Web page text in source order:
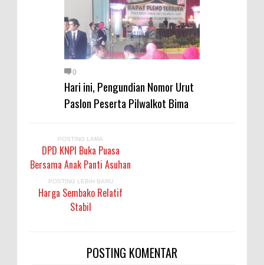
0
Hari ini, Pengundian Nomor Urut
Paslon Peserta Pilwalkot Bima
POSTING LAMA
DPD KNPI Buka Puasa
Bersama Anak Panti Asuhan
POSTING LEBIH BARU
Harga Sembako Relatif
Stabil
POSTING KOMENTAR